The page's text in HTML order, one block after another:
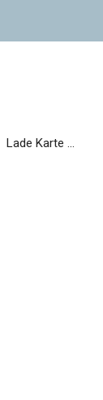
Lade Karte ...